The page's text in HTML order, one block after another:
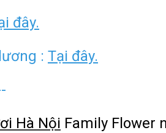
đây.
: Tại đây.
Hà Nội Family Flower